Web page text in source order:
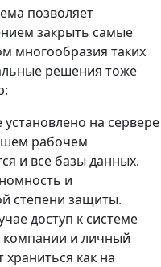
позволяет
закрыть самые
многообразия таких
решения тоже
на сервере
рабочем
и все базы данных.
и
степени защиты.
доступ к системе
компании и личный
как на